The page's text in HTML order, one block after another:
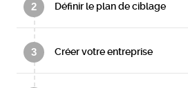
2 Définir le plan de ciblage
3 Créer votre entreprise